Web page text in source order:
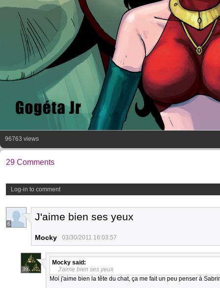
96763 views
29 Comments
Log-in to comment
6
J'aime bien ses yeux
Mocky 03/30/2011 16:03:57
39
Mocky said:
J'aime bien ses yeux
Moi j'aime bien la tête du chat, ça me fait un peu penser à